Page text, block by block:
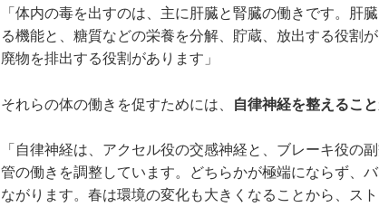
「体内の毒を出すのは、主に肝臓と腎臓の働きです。肝
る機能と、糖質などの栄養を分解、貯蔵、放出する役割
廃物を排出する役割があります」
それらの体の働きを促すためには、 自律神経を整えること
「自律神経は、アクセル役の交感神経と、ブレーキ役の
管の働きを調整しています。どちらかが極端にならず、
ながります。春は環境の変化も大きくなることから、ス